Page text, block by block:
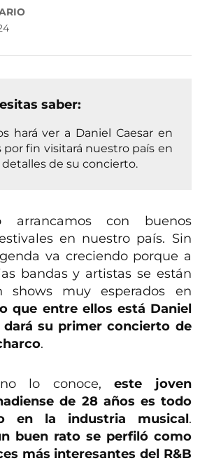
saber:
hará ver a Daniel Caesar en
por fin visitará nuestro país en
detalles de su concierto.
con buenos
en nuestro país. Sin
va creciendo porque a
bandas y artistas se están
shows muy esperados en
que entre ellos está Daniel
dará su primer concierto de
.
lo conoce,este joven
de 28 años es todo
en la industria musical.
buen rato se perfiló como
más interesantes del R&B